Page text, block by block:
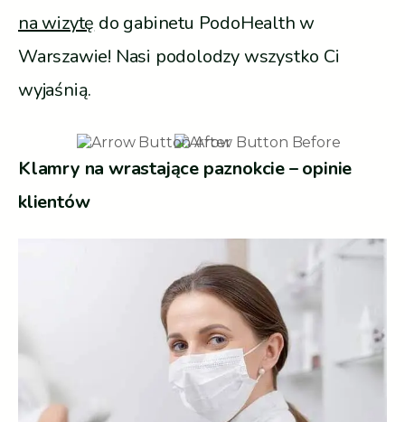
na wizytę do gabinetu PodoHealth w
Warszawie! Nasi podolodzy wszystko Ci
wyjaśnią.
Klamry na wrastające paznokcie – opinie
klientów